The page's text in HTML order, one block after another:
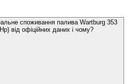
споживання палива Wartburg 353
від офіційних даних і чому?